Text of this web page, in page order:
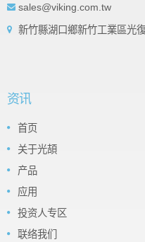
sales@viking.com.tw
新竹縣湖口鄉新竹工業區光
资讯
首页
关于光頡
产品
应用
投资人专区
联络我们